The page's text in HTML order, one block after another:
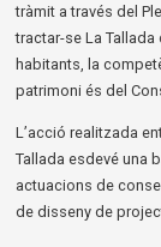
tràmit a través del
tractar-se La Tallada
habitants, la
patrimoni és del
L’acció realitzada
Tallada esdevé una
actuacions de
de disseny de